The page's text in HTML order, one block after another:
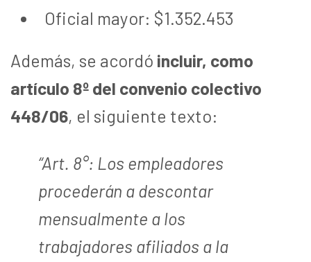
Oficial mayor: $1.352.453
Además, se acordó incluir, como
artículo 8º del convenio colectivo
448/06, el siguiente texto:
“Art. 8°: Los empleadores
procederán a descontar
mensualmente a los
trabajadores afiliados a la